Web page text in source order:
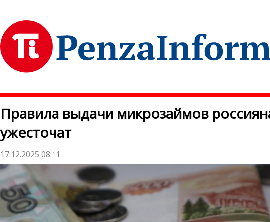
Правила выдачи микрозаймов
ужесточат
17.12.2025 08:11